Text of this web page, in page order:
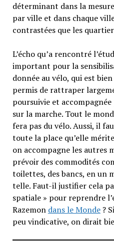
déterminant dans la
par ville et dans chaque
contrastées que les
L’écho qu’a rencontré
important pour la
donnée au vélo, qui est
permis de rattraper
poursuivie et
sur la marche. Tout le
fera pas du vélo. Aussi, il
toute la place qu’elle
on accompagne les autres
prévoir des commodités
toilettes, des bancs, en un
telle. Faut-il justifier cela
spatiale » pour reprendre
Razemon dans le Monde?
peu vindicative, on dirait